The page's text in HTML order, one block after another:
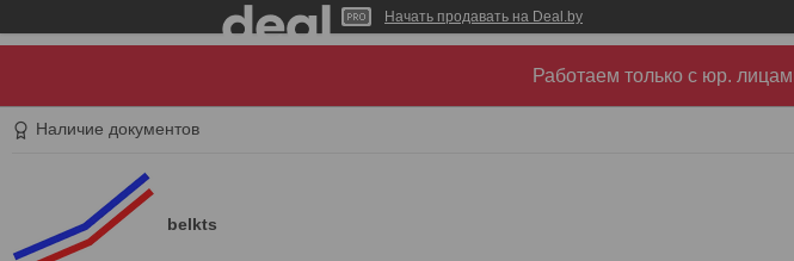
Начать продавать на Deal.by
Работаем только с юр.
Наличие документов
belkts